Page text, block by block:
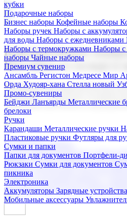
кубки
Подарочные наборы
Бизнес наборы Кофейные наборы
Наборы ручек Наборы с
для воды Наборы с ежедневниками
Наборы с термокружками Наборы
наборы Чайные наборы
Премиум сувенир
Ансамбль Регистон Медресе Мир
Орда Худояр-хана Стелла новый
Промо-сувениры
Бейджи Ланъярды Металлические
брелоки
Ручки
Карандаши Металлические ручки
Пластиковые ручки Футляры для
Сумки и папки
Папки для документов Портфели-
Рюкзаки Сумки для документов
пикника
Электроника
Аккумуляторы Зарядные устройства
Мобильные аксессуары
Корпоративные
Поставка со склада и
Мы предлагаем широкий выбор
сувениров с логотипом. В нашем
продукцию для бизнеса,
Подарочные наборы
Бизнес наборыКофейные наборы
Наборы из кожиНаборы ручек
Наборы с бутылками для воды
Наборы с кружками
флешкамиНовогодние наборы